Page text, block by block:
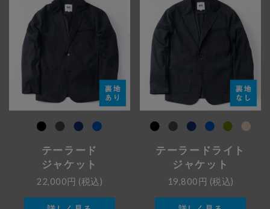
テーラード
ジャケット
22,000円 (税込)
テーラードライト
ジャケット
19,800円 (税込)